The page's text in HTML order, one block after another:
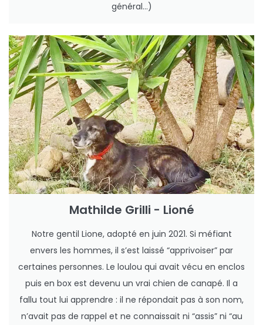
général…)
Mathilde Grilli - Lioné
Notre gentil Lione, adopté en juin 2021. Si méfiant
envers les hommes, il s’est laissé “apprivoiser” par
certaines personnes. Le loulou qui avait vécu en enclos
puis en box est devenu un vrai chien de canapé. Il a
fallu tout lui apprendre : il ne répondait pas à son nom,
n’avait pas de rappel et ne connaissait ni “assis” ni “au